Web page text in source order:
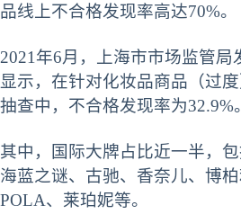
品线上不合格发现率高达70%。
2021年6月，上海市市场监管局
显示，在针对化妆品商品（过
抽查中，不合格发现率为32.9%。
其中，国际大牌占比近一半，包
海蓝之谜、古驰、香奈儿、博柏
POLA、莱珀妮等。